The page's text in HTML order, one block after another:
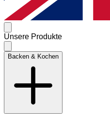
Unsere Produkte
Backen & Kochen